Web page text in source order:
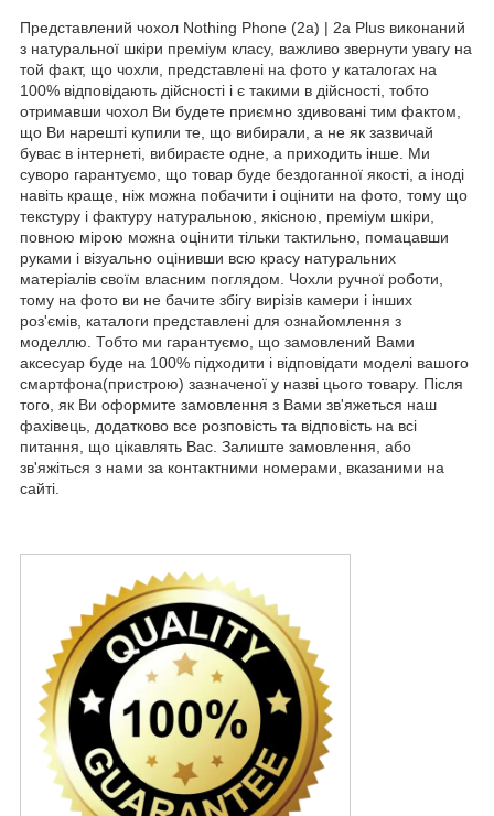
Представлений чохол Nothing Phone (2a) | 2a Plus виконаний
з натуральної шкіри преміум класу, важливо звернути увагу на
той факт, що чохли, представлені на фото у каталогах на
100% відповідають дійсності і є такими в дійсності, тобто
отримавши чохол Ви будете приємно здивовані тим фактом,
що Ви нарешті купили те, що вибирали, а не як зазвичай
буває в інтернеті, вибираєте одне, а приходить інше. Ми
суворо гарантуємо, що товар буде бездоганної якості, а іноді
навіть краще, ніж можна побачити і оцінити на фото, тому що
текстуру і фактуру натуральною, якісною, преміум шкіри,
повною мірою можна оцінити тільки тактильно, помацавши
руками і візуально оцінивши всю красу натуральних
матеріалів своїм власним поглядом. Чохли ручної роботи,
тому на фото ви не бачите збігу вирізів камери і інших
роз'ємів, каталоги представлені для ознайомлення з
моделлю. Тобто ми гарантуємо, що замовлений Вами
аксесуар буде на 100% підходити і відповідати моделі вашого
смартфона(пристрою) зазначеної у назві цього товару. Після
того, як Ви оформите замовлення з Вами зв'яжеться наш
фахівець, додатково все розповість та відповість на всі
питання, що цікавлять Вас. Залиште замовлення, або
зв'яжіться з нами за контактними номерами, вказаними на
сайті.